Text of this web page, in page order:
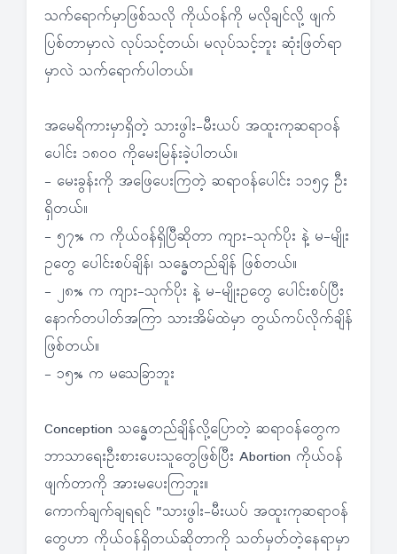
သက်ရောက်မှာဖြစ်သလို ကိုယ်ဝန်ကို မလိုချင်လို့ ဖျက်
ပြစ်တာမှာလဲ လုပ်သင့်တယ်၊ မလုပ်သင့်ဘူး ဆုံးဖြတ်ရာ
မှာလဲ သက်ရောက်ပါတယ်။
အမေရိကားမှာရှိတဲ့ သားဖွါး-မီးယပ် အထူးကုဆရာဝန်
ပေါင်း ၁၈ဝဝ ကိုမေးမြန်းခဲ့ပါတယ်။
- မေးခွန်းကို အဖြေပေးကြတဲ့ ဆရာဝန်ပေါင်း ၁၁၅၄ ဦး
ရှိတယ်။
- ၅၇% က ကိုယ်ဝန်ရှိပြီဆိုတာ ကျား-သုက်ပိုး နဲ့ မ-မျိုး
ဥတွေ ပေါင်းစပ်ချိန်၊ သန္ဓေတည်ချိန် ဖြစ်တယ်။
- ၂၈% က ကျား-သုက်ပိုး နဲ့ မ-မျိုးဥတွေ ပေါင်းစပ်ပြီး
နောက်တပါတ်အကြာ သားအိမ်ထဲမှာ တွယ်ကပ်လိုက်ချိန်
ဖြစ်တယ်။
- ၁၅% က မသေခြာဘူး
Conception သန္ဓေတည်ချိန်လို့ပြောတဲ့ ဆရာဝန်တွေက
ဘာသာရေးဦးစားပေးသူတွေဖြစ်ပြီး Abortion ကိုယ်ဝန်
ဖျက်တာကို အားမပေးကြဘူး။
ကောက်ချက်ချရရင် "သားဖွါး-မီးယပ် အထူးကုဆရာဝန်
တွေဟာ ကိုယ်ဝန်ရှိတယ်ဆိုတာကို သတ်မှတ်တဲ့နေရာမှာ